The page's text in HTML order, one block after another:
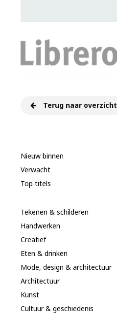
Terug naar overzicht
Nieuw binnen
Verwacht
Top titels
Tekenen & schilderen
Handwerken
Creatief
Eten & drinken
Mode, design & architectuur
Architectuur
Kunst
Cultuur & geschiedenis